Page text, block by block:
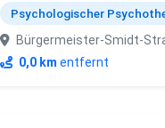
Psychologischer
Bürgermeister-Smidt-
0,0 km entfernt